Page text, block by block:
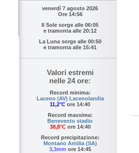
venerdì 7 agosto 2026
Ore 14:56
Il Sole sorge alle 06:05
e tramonta alle 20:12
La Luna sorge alle 00:50
e tramonta alle 15:41
Valori estremi
nelle 24 ore:
Record minima:
Laceno (AV) Lacenolandia
11,2°C ore 14:40
Record massima:
Benevento stadio
38,8°Core 14:40
Record precipitazione:
Montano Antilia (SA)
3,3mm ore 14:45